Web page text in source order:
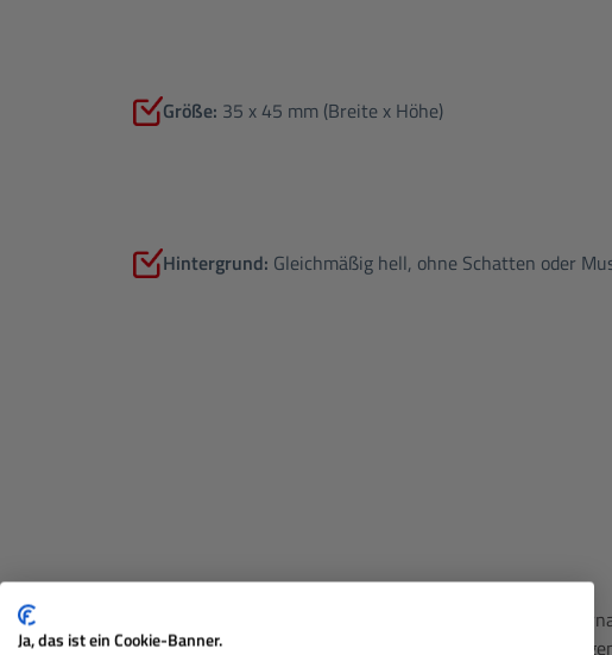
Größe: 35 x 45 mm (Breite x Höhe)
Hintergrund: Gleichmäßig hell, ohne Schatten oder
Darüber hinaus bieten wir auch Passbilder für
Hintergrund) oder Kroatiens benötigen, sind Sie bei uns
Ja, das ist ein Cookie-Banner.